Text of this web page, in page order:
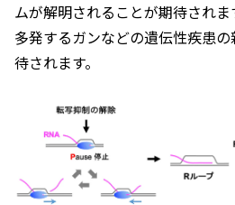
ムが解明されることが期待され
多発するガンなどの遺伝性疾患
待されます。